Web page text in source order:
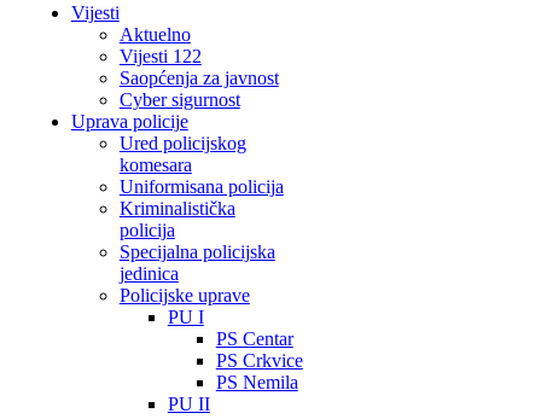
Vijesti
Aktuelno
Vijesti 122
Saopćenja za javnost
Cyber sigurnost
Uprava policije
Ured policijskog
komesara
Uniformisana policija
Kriminalistička
policija
Specijalna policijska
jedinica
Policijske uprave
PU I
PS Centar
PS Crkvice
PS Nemila
PU II